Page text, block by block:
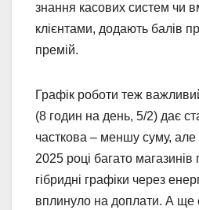
знання касових систем чи
клієнтами, додають балів
премій.
Графік роботи теж
(8 годин на день, 5/2) дає
часткова – меншу суму, але
2025 році багато
гібридні графіки через
вплинуло на доплати. А ще